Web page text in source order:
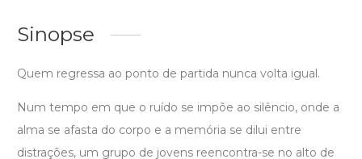
Sinopse
Quem regressa ao ponto de partida nunca volta igual.
Num tempo em que o ruído se impõe ao silêncio, onde a
alma se afasta do corpo e a memória se dilui entre
distrações, um grupo de jovens reencontra-se no alto de